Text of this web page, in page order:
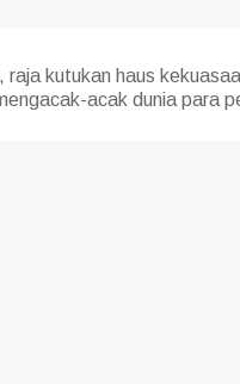
raja kutukan haus
acak dunia para